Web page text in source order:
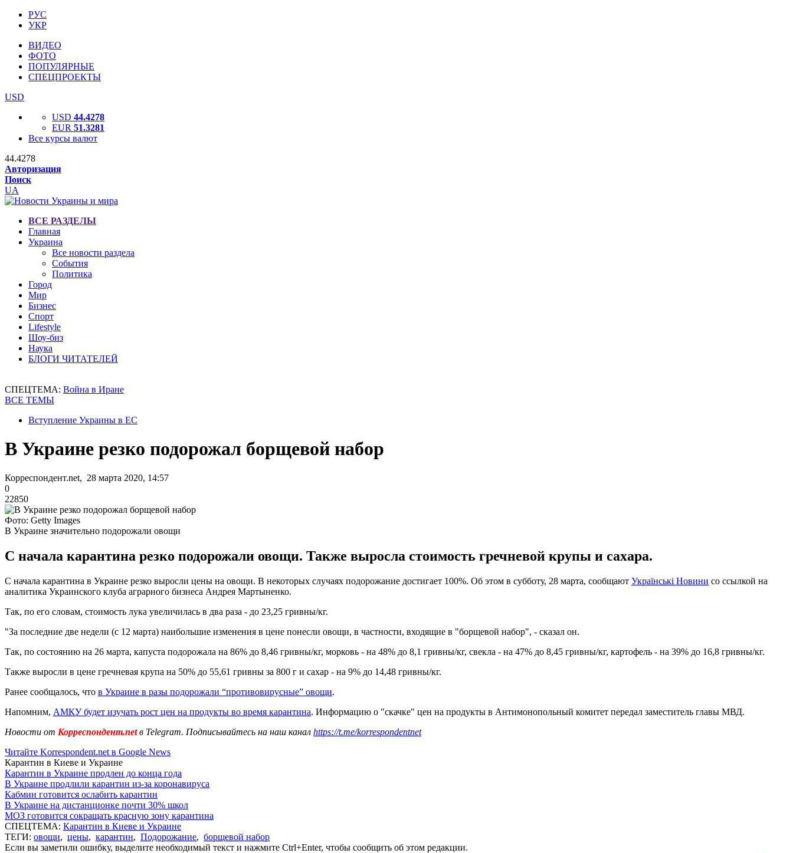
РУС
УКР
ВИДЕО
ФОТО
ПОПУЛЯРНЫЕ
СПЕЦПРОЕКТЫ
USD
USD 44.4278
EUR 51.3281
Все курсы валют
44.4278
Авторизация
Поиск
UA
ВСЕ РАЗДЕЛЫ
Главная
Украина
Все новости раздела
События
Политика
Город
Мир
Бизнес
Спорт
Lifestyle
Шоу-биз
Наука
БЛОГИ ЧИТАТЕЛЕЙ
СПЕЦТЕМА: Война в Иране
ВСЕ ТЕМЫ
Вступление Украины в ЕС
В Украине резко подорожал борщевой набор
Корреспондент.net, 28 марта 2020, 14:57
0
22850
Фото: Getty Images
В Украине значительно подорожали овощи
С начала карантина резко подорожали овощи. Также выросла стоимость гречневой крупы и сахара.
С начала карантина в Украине резко выросли цены на овощи. В некоторых случаях подорожание достигает 100%. Об этом в субботу, 28 марта, сообщают Українські Новини со ссылкой на
аналитика Украинского клуба аграрного бизнеса Андрея Мартыненко.
Так, по его словам, стоимость лука увеличилась в два раза - до 23,25 гривны/кг.
"За последние две недели (с 12 марта) наибольшие изменения в цене понесли овощи, в частности, входящие в "борщевой набор", - сказал он.
Так, по состоянию на 26 марта, капуста подорожала на 86% до 8,46 гривны/кг, морковь - на 48% до 8,1 гривны/кг, свекла - на 47% до 8,45 гривны/кг, картофель - на 39% до 16,8 гривны/кг.
Также выросли в цене гречневая крупа на 50% до 55,61 гривны за 800 г и сахар - на 9% до 14,48 гривны/кг.
Ранее сообщалось, что в Украине в разы подорожали “противовирусные” овощи.
Напомним, АМКУ будет изучать рост цен на продукты во время карантина. Информацию о "скачке" цен на продукты в Антимонопольный комитет передал заместитель главы МВД.
Новости от Корреспондент.netв Telegram. Подписывайтесь на наш канал https://t.me/korrespondentnet
Читайте Korrespondent.net в Google News
Карантин в Киеве и Украине
Карантин в Украине продлен до конца года
В Украине продлили карантин из-за коронавируса
Кабмин готовится ослабить карантин
В Украине на дистанционке почти 30% школ
МОЗ готовится сокращать красную зону карантина
СПЕЦТЕМА: Карантин в Киеве и Украине
ТЕГИ: овощи, цены, карантин, Подорожание, борщевой набор
Если вы заметили ошибку, выделите необходимый текст и нажмите Ctrl+Enter, чтобы сообщить об этом редакции.